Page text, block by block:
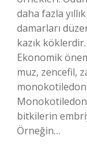
daha fazla
damarları
kazık
Ekonomik
muz, zencefil,
bitkilerin
Örneğin…